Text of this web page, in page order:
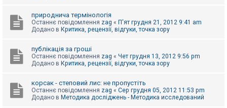
природнича термінологія
Останнє повідомлення zag « П'ят грудня 21, 2012 9:41 am
Додано в Критика, рецензії, відгуки, точка зору
публікація за гроші
Останнє повідомлення zag « Чет грудня 13, 2012 9:56 pm
Додано в Критика, рецензії, відгуки, точка зору
корсак - степовий лис: не пропустіть
Останнє повідомлення zag « Сер грудня 05, 2012 11:53 pm
Додано в Методика досліджень - Методика исследований